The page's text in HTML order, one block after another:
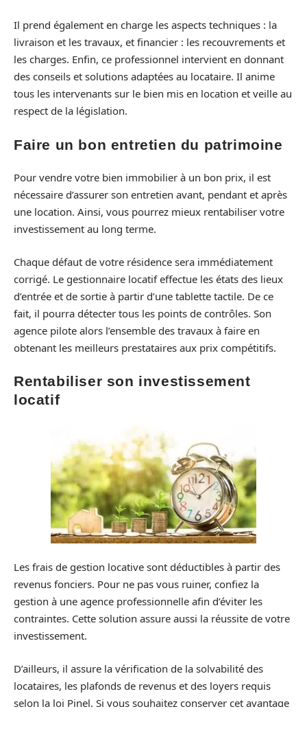
Il prend également en charge les aspects techniques : la
livraison et les travaux, et financier : les recouvrements et
les charges. Enfin, ce professionnel intervient en donnant
des conseils et solutions adaptées au locataire. Il anime
tous les intervenants sur le bien mis en location et veille au
respect de la législation.
Faire un bon entretien du patrimoine
Pour vendre votre bien immobilier à un bon prix, il est
nécessaire d’assurer son entretien avant, pendant et après
une location. Ainsi, vous pourrez mieux rentabiliser votre
investissement au long terme.
Chaque défaut de votre résidence sera immédiatement
corrigé. Le gestionnaire locatif effectue les états des lieux
d’entrée et de sortie à partir d’une tablette tactile. De ce
fait, il pourra détecter tous les points de contrôles. Son
agence pilote alors l’ensemble des travaux à faire en
obtenant les meilleurs prestataires aux prix compétitifs.
Rentabiliser son investissement
locatif
Les frais de gestion locative sont déductibles à partir des
revenus fonciers. Pour ne pas vous ruiner, confiez la
gestion à une agence professionnelle afin d’éviter les
contraintes. Cette solution assure aussi la réussite de votre
investissement.
D’ailleurs, il assure la vérification de la solvabilité des
locataires, les plafonds de revenus et des loyers requis
selon la loi Pinel. Si vous souhaitez conserver cet avantage